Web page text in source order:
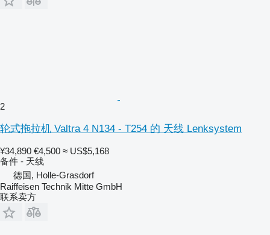
2
轮式拖拉机 Valtra 4 N134 - T254 的 天线 Lenksystem
¥34,890 €4,500 ≈ US$5,168
备件 - 天线
德国, Holle-Grasdorf
Raiffeisen Technik Mitte GmbH
联系卖方